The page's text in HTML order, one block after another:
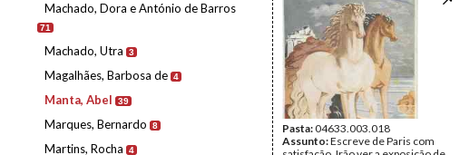
Machado, Dora e António de Barros
71
Machado, Utra 3
Magalhães, Barbosa de 4
Manta, Abel 39
Marques, Bernardo 8
Martins, Rocha 4
Pasta:04633.003.018
Assunto:Escreve de Paris com